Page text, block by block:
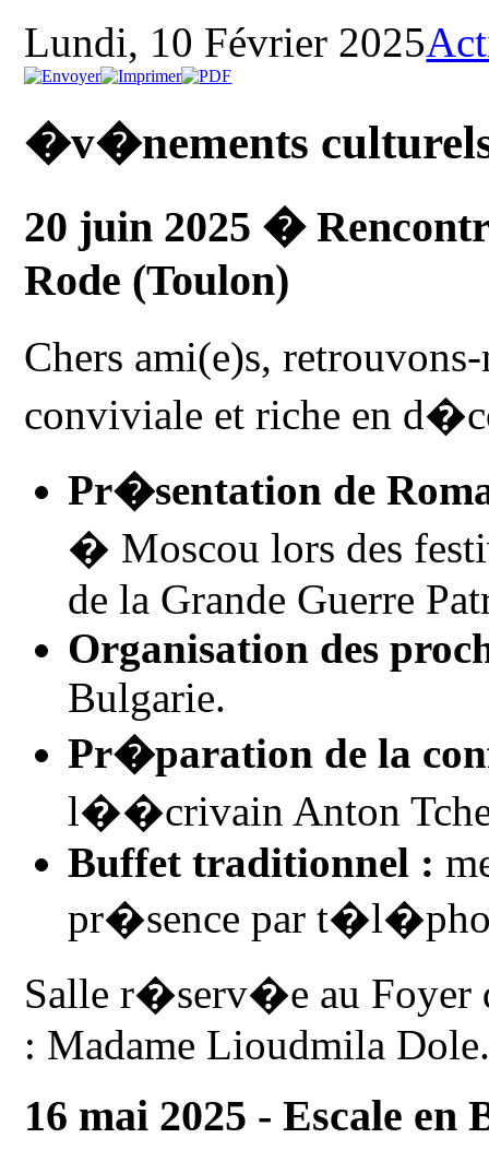
Lundi, 10 Février 2025
�v�nements
20 juin 2025 �
Rode (Toulon)
Chers ami(e)s,
conviviale et riche en
Pr�sentation de
� Moscou lors des
de la Grande Guerre
Organisation des
Bulgarie.
Pr�paration de la
l��crivain Anton
Buffet traditionnel :
pr�sence par
Salle r�serv�e au Foyer
: Madame Lioudmila
16 mai 2025 - Escale en